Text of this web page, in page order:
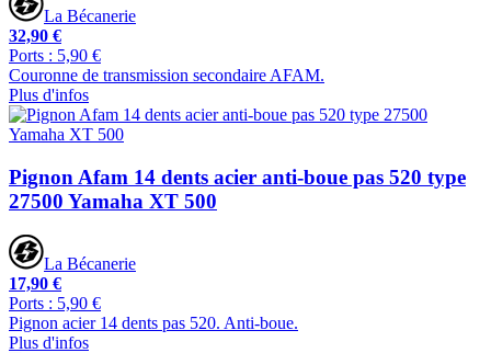
La Bécanerie
32,90 €
Ports : 5,90 €
Couronne de transmission secondaire AFAM.
Plus d'infos
Pignon Afam 14 dents acier anti-boue pas 520 type
27500 Yamaha XT 500
La Bécanerie
17,90 €
Ports : 5,90 €
Pignon acier 14 dents pas 520. Anti-boue.
Plus d'infos